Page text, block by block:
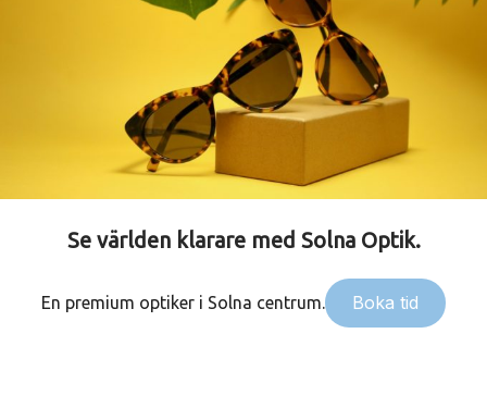
Se världen klarare med Solna Optik.
En premium optiker i Solna centrum. Boka tid